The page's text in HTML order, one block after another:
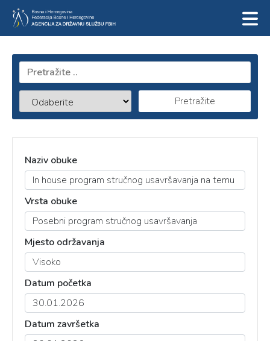
Pretražite
Naziv obuke
Vrsta obuke
Mjesto održavanja
Datum početka
Datum završetka